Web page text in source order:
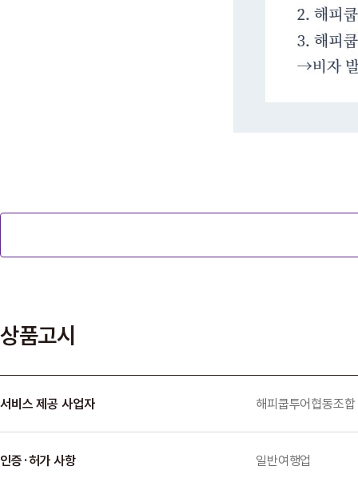
상품고시
서비스 제공 사업자 해피쿱투어협동조합
인증·허가 사항 일반여행업